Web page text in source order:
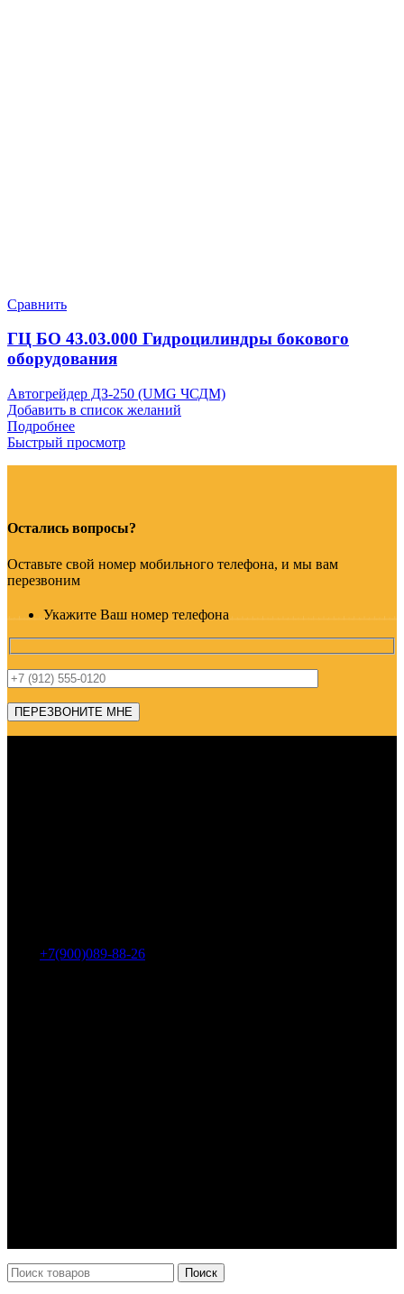
Сравнить
ГЦ БО 43.03.000 Гидроцилиндры бокового
оборудования
Автогрейдер ДЗ-250 (UMG ЧСДМ)
Добавить в список желаний
Подробнее
Быстрый просмотр
Остались вопросы?
Оставьте свой номер мобильного телефона, и мы вам
перезвоним
Укажите Ваш номер телефона
+7(900)089-88-26
Поиск